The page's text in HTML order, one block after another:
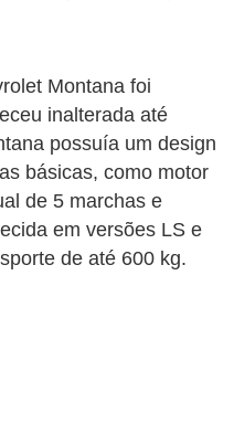
Montana foi
inalterada até
possuía um design
básicas, como motor
de 5 marchas e
em versões LS e
de até 600 kg.